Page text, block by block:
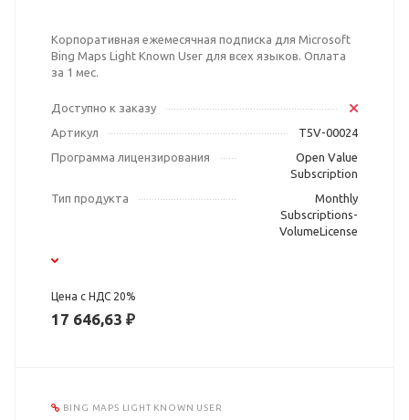
Корпоративная ежемесячная подписка для Microsoft
Bing Maps Light Known User для всех языков. Оплата
за 1 мес.
Доступно к заказу
Артикул
T5V-00024
Программа лицензирования
Open Value
Subscription
Тип продукта
Monthly
Subscriptions-
VolumeLicense
Цена с НДС 20%
17 646,63 ₽
BING MAPS LIGHT KNOWN USER